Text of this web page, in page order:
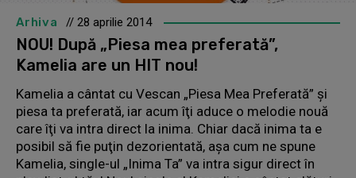
Arhiva // 28 aprilie 2014
NOU! După „Piesa mea preferată”,
Kamelia are un HIT nou!
Kamelia a cântat cu Vescan „Piesa Mea Preferată” şi
piesa ta preferată, iar acum îţi aduce o melodie nouă
care îţi va intra direct la inima. Chiar dacă inima ta e
posibil să fie puţin dezorientată, aşa cum ne spune
Kamelia, single-ul „Inima Ta” va intra sigur direct în